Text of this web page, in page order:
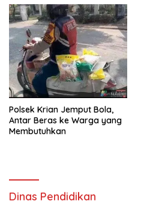
Polsek Krian Jemput Bola,
Antar Beras ke Warga yang
Membutuhkan
Dinas Pendidikan